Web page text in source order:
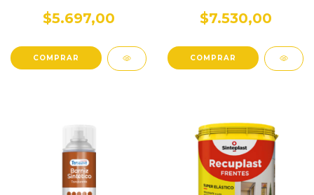
$5.697,00
COMPRAR
$7.530,00
COMPRAR